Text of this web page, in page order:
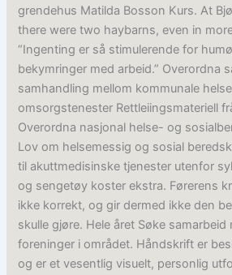
grendehus Matilda Bosson Kurs. At
there were two haybarns, even in
“Ingenting er så stimulerende for
bekymringer med arbeid.” Overordna
samhandling mellom kommunale
omsorgstenester Rettleiingsmateriell
Overordna nasjonal helse- og
Lov om helsemessig og sosial
til akuttmedisinske tjenester utenfor
og sengetøy koster ekstra. Førerens
ikke korrekt, og gir dermed ikke den
skulle gjøre. Hele året Søke samarbeid
foreninger i området. Håndskrift er
og er et vesentlig visuelt, personlig